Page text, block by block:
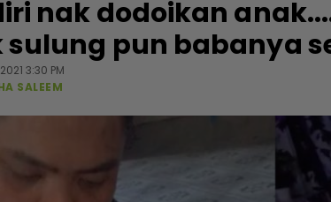
nak dodoikan
sulung pun babanya
3:30 PM
SALEEM